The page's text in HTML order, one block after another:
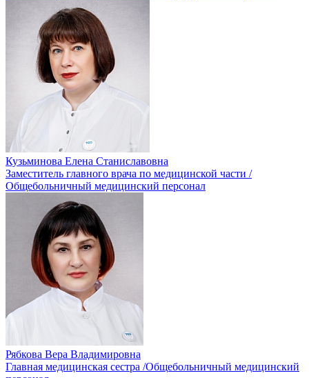
Кузьминова Елена Станиславовна
Заместитель главного врача по медицинской части /
Общебольничный медицинский персонал
Рябкова Вера Владимировна
Главная медицинская сестра /Общебольничный медицинский